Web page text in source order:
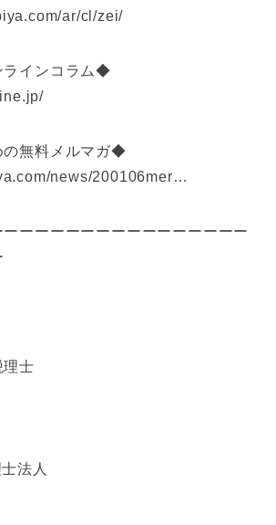
ar/cl/zei/
インコラム◆
無料メルマガ◆
news/200106mer…
ーーーーーーーーーーーーーーー
理士
法人